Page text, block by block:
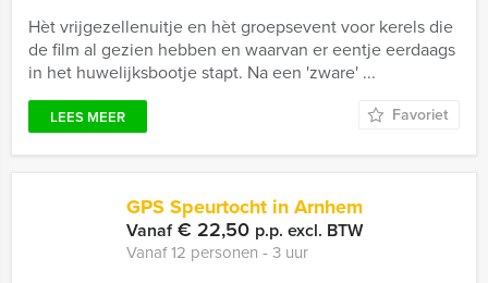
Hèt vrijgezellenuitje en hèt groepsevent voor kerels die
de film al gezien hebben en waarvan er eentje eerdaags
in het huwelijksbootje stapt. Na een 'zware' ...
LEES MEER Favoriet
GPS Speurtocht in Arnhem
Vanaf€ 22,50 p.p. excl. BTW
Vanaf 12 personen ‐ 3 uur